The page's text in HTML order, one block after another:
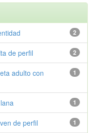
2
2
de perfil
1
adulto con
1
1
de perfil